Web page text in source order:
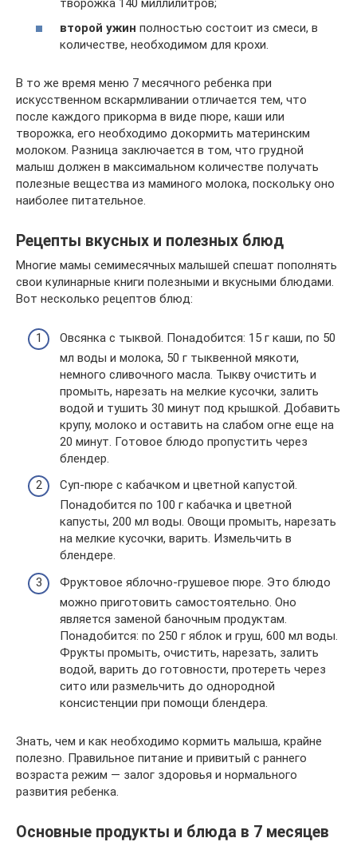
второй ужин полностью состоит из смеси, в
количестве, необходимом для крохи.
В то же время меню 7 месячного ребенка при
искусственном вскармливании отличается тем, что
после каждого прикорма в виде пюре, каши или
творожка, его необходимо докормить материнским
молоком. Разница заключается в том, что грудной
малыш должен в максимальном количестве получать
полезные вещества из маминого молока, поскольку оно
наиболее питательное.
Рецепты вкусных и полезных блюд
Многие мамы семимесячных малышей спешат пополнять
свои кулинарные книги полезными и вкусными блюдами.
Вот несколько рецептов блюд:
Овсянка с тыквой. Понадобится: 15 г каши, по 50
мл воды и молока, 50 г тыквенной мякоти,
немного сливочного масла. Тыкву очистить и
промыть, нарезать на мелкие кусочки, залить
водой и тушить 30 минут под крышкой. Добавить
крупу, молоко и оставить на слабом огне еще на
20 минут. Готовое блюдо пропустить через
блендер.
Суп-пюре с кабачком и цветной капустой.
Понадобится по 100 г кабачка и цветной
капусты, 200 мл воды. Овощи промыть, нарезать
на мелкие кусочки, варить. Измельчить в
блендере.
Фруктовое яблочно-грушевое пюре. Это блюдо
можно приготовить самостоятельно. Оно
является заменой баночным продуктам.
Понадобится: по 250 г яблок и груш, 600 мл воды.
Фрукты промыть, очистить, нарезать, залить
водой, варить до готовности, протереть через
сито или размельчить до однородной
консистенции при помощи блендера.
Знать, чем и как необходимо кормить малыша, крайне
полезно. Правильное питание и привитый с раннего
возраста режим — залог здоровья и нормального
развития ребенка.
Основные продукты и блюда в 7 месяцев